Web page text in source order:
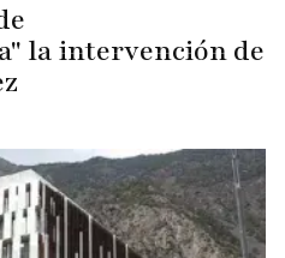
la intervención de